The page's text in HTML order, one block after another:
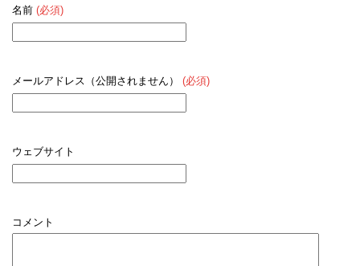
名前 (必須)
メールアドレス（公開されません） (必須)
ウェブサイト
コメント